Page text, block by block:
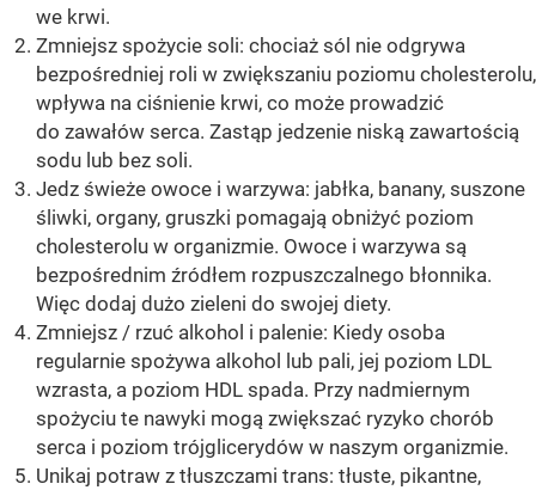
we krwi.
Zmniejsz spożycie soli: chociaż sól nie odgrywa
bezpośredniej roli w zwiększaniu poziomu cholesterolu,
wpływa na ciśnienie krwi, co może prowadzić
do zawałów serca. Zastąp jedzenie niską zawartością
sodu lub bez soli.
Jedz świeże owoce i warzywa: jabłka, banany, suszone
śliwki, organy, gruszki pomagają obniżyć poziom
cholesterolu w organizmie. Owoce i warzywa są
bezpośrednim źródłem rozpuszczalnego błonnika.
Więc dodaj dużo zieleni do swojej diety.
Zmniejsz / rzuć alkohol i palenie: Kiedy osoba
regularnie spożywa alkohol lub pali, jej poziom LDL
wzrasta, a poziom HDL spada. Przy nadmiernym
spożyciu te nawyki mogą zwiększać ryzyko chorób
serca i poziom trójglicerydów w naszym organizmie.
Unikaj potraw z tłuszczami trans: tłuste, pikantne,